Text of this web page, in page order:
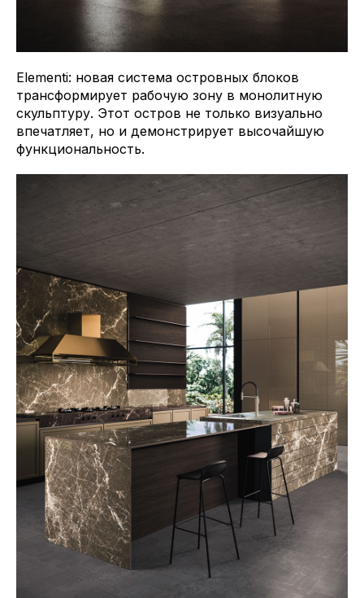
Elementi: новая система островных блоков
трансформирует рабочую зону в монолитную
скульптуру. Этот остров не только визуально
впечатляет, но и демонстрирует высочайшую
функциональность.